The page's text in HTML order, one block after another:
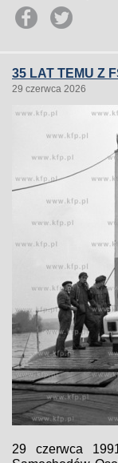
35 LAT TEMU Z
29 czerwca 2026
29 czerwca